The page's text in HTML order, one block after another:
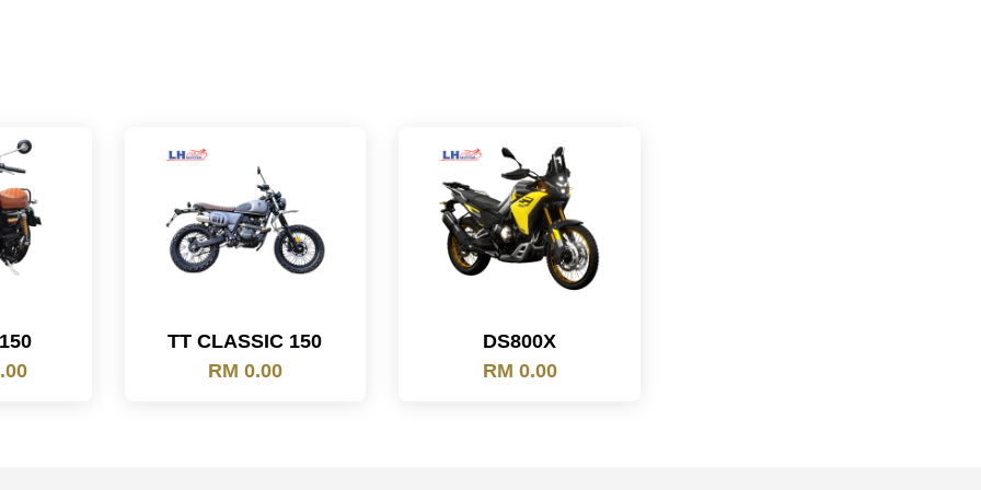
TT CLASSIC 150
RM 0.00
DS800X
RM 0.00